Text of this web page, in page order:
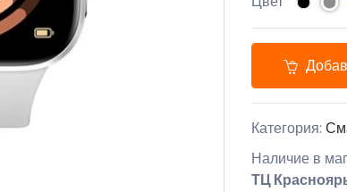
Категория:
Наличие в
ТЦ